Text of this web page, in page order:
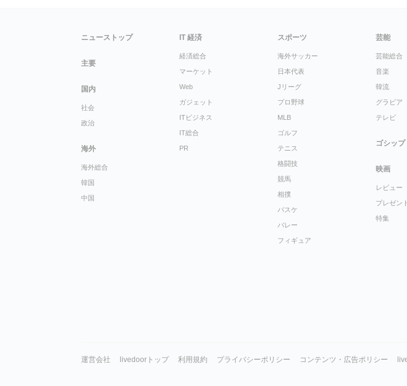
ニューストップ
主要
国内
社会
政治
海外
海外総合
韓国
中国
IT 経済
経済総合
マーケット
Web
ガジェット
ITビジネス
IT総合
PR
スポーツ
海外サッカー
日本代表
Jリーグ
プロ野球
MLB
ゴルフ
テニス
格闘技
競馬
相撲
バスケ
バレー
フィギュア
芸能
芸能総合
音楽
韓流
グラビア
テレビ
ゴシップ
映画
レビュー
プレゼント
特集
運営会社 livedoorトップ 利用規約 プライバシーポリシー コンテンツ・広告ポリシー